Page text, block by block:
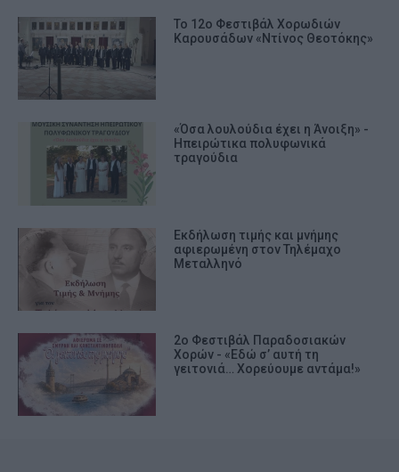
Το 12ο Φεστιβάλ Χορωδιών
Καρουσάδων «Ντίνος Θεοτόκης»
«Όσα λουλούδια έχει η Άνοιξη» -
Ηπειρώτικα πολυφωνικά
τραγούδια
Εκδήλωση τιμής και μνήμης
αφιερωμένη στον Τηλέμαχο
Μεταλληνό
2ο Φεστιβάλ Παραδοσιακών
Χορών - «Εδώ σ’ αυτή τη
γειτονιά… Χορεύουμε αντάμα!»